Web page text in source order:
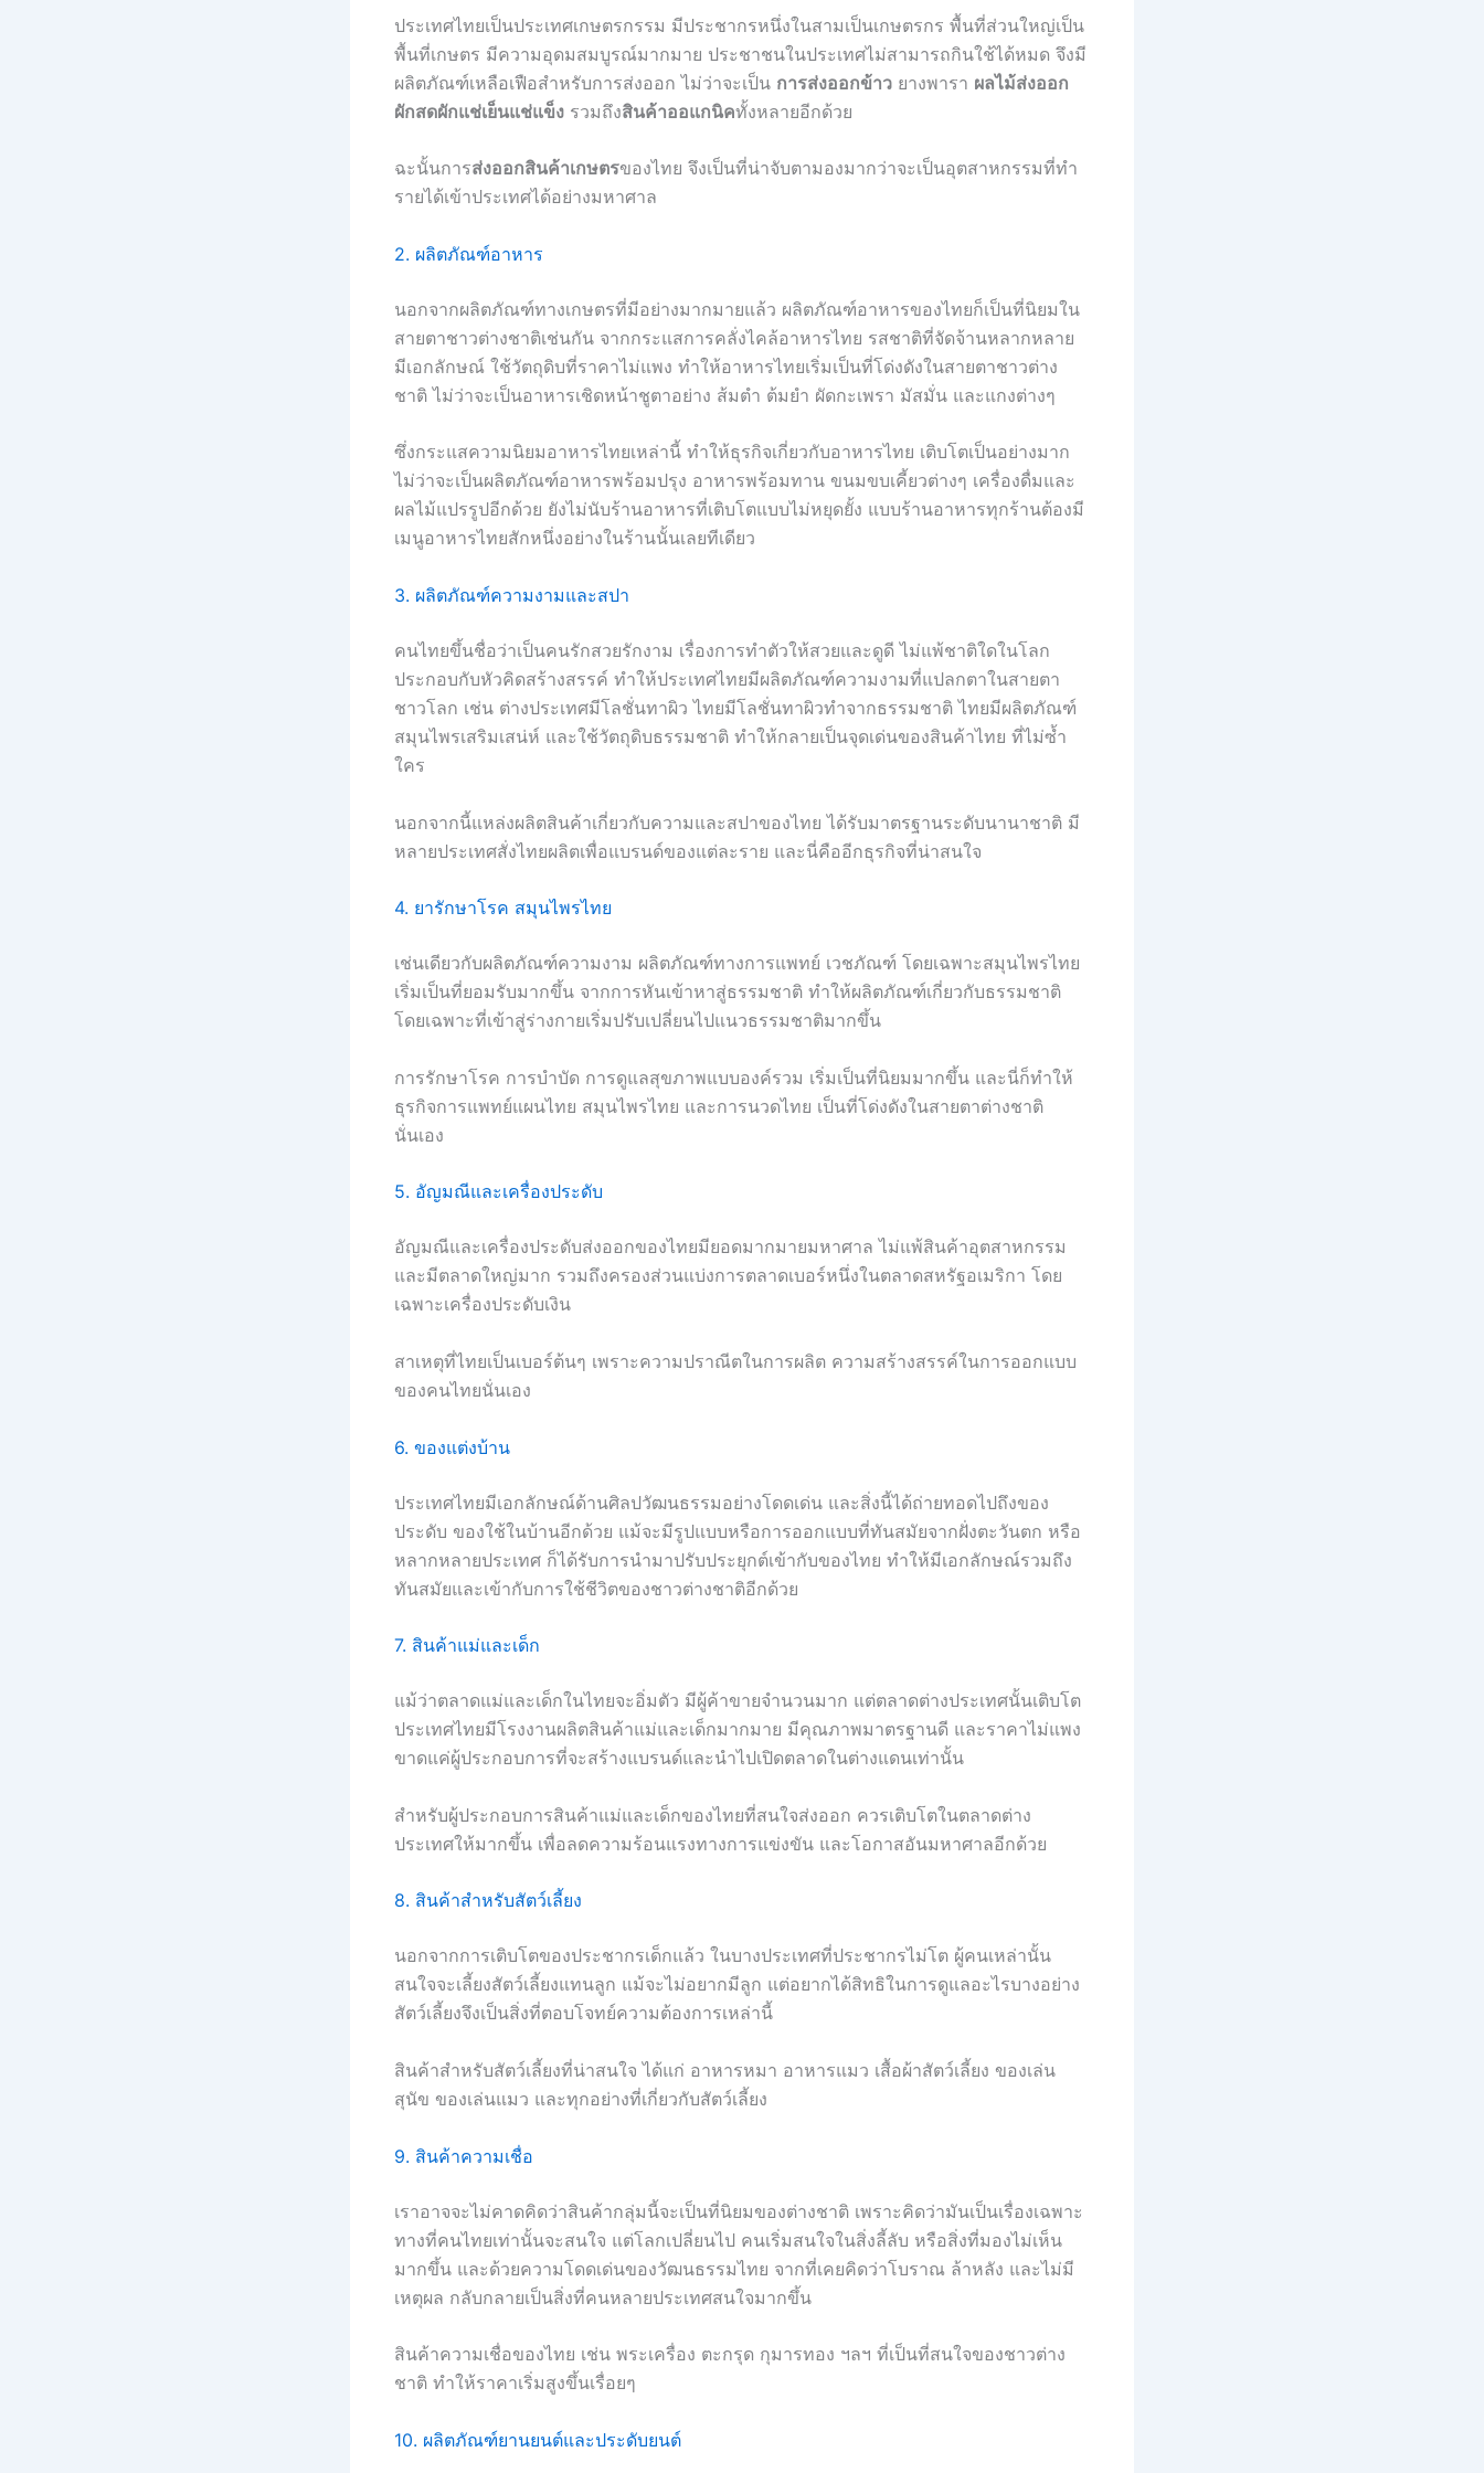
ประเทศไทยเป็นประเทศเกษตรกรรม มีประชากรหนึ่งในสามเป็นเกษตรกร พื้นที่ส่วนใหญ่เป็น
พื้นที่เกษตร มีความอุดมสมบูรณ์มากมาย ประชาชนในประเทศไม่สามารถกินใช้ได้หมด จึงมี
ผลิตภัณฑ์เหลือเฟือสำหรับการส่งออก ไม่ว่าจะเป็น การส่งออกข้าว ยางพารา ผลไม้ส่งออก
ผักสดผักแช่เย็นแช่แข็ง รวมถึงสินค้าออแกนิคทั้งหลายอีกด้วย
ฉะนั้นการส่งออกสินค้าเกษตรของไทย จึงเป็นที่น่าจับตามองมากว่าจะเป็นอุตสาหกรรมที่ทำ
รายได้เข้าประเทศได้อย่างมหาศาล
2. ผลิตภัณฑ์อาหาร
นอกจากผลิตภัณฑ์ทางเกษตรที่มีอย่างมากมายแล้ว ผลิตภัณฑ์อาหารของไทยก็เป็นที่นิยมใน
สายตาชาวต่างชาติเช่นกัน จากกระแสการคลั่งไคล้อาหารไทย รสชาติที่จัดจ้านหลากหลาย
มีเอกลักษณ์ ใช้วัตถุดิบที่ราคาไม่แพง ทำให้อาหารไทยเริ่มเป็นที่โด่งดังในสายตาชาวต่าง
ชาติ ไม่ว่าจะเป็นอาหารเชิดหน้าชูตาอย่าง ส้มตำ ต้มยำ ผัดกะเพรา มัสมั่น และแกงต่างๆ
ซึ่งกระแสความนิยมอาหารไทยเหล่านี้ ทำให้ธุรกิจเกี่ยวกับอาหารไทย เติบโตเป็นอย่างมาก
ไม่ว่าจะเป็นผลิตภัณฑ์อาหารพร้อมปรุง อาหารพร้อมทาน ขนมขบเคี้ยวต่างๆ เครื่องดื่มและ
ผลไม้แปรรูปอีกด้วย ยังไม่นับร้านอาหารที่เติบโตแบบไม่หยุดยั้ง แบบร้านอาหารทุกร้านต้องมี
เมนูอาหารไทยสักหนึ่งอย่างในร้านนั้นเลยทีเดียว
3. ผลิตภัณฑ์ความงามและสปา
คนไทยขึ้นชื่อว่าเป็นคนรักสวยรักงาม เรื่องการทำตัวให้สวยและดูดี ไม่แพ้ชาติใดในโลก
ประกอบกับหัวคิดสร้างสรรค์ ทำให้ประเทศไทยมีผลิตภัณฑ์ความงามที่แปลกตาในสายตา
ชาวโลก เช่น ต่างประเทศมีโลชั่นทาผิว ไทยมีโลชั่นทาผิวทำจากธรรมชาติ ไทยมีผลิตภัณฑ์
สมุนไพรเสริมเสน่ห์ และใช้วัตถุดิบธรรมชาติ ทำให้กลายเป็นจุดเด่นของสินค้าไทย ที่ไม่ซ้ำ
ใคร
นอกจากนี้แหล่งผลิตสินค้าเกี่ยวกับความและสปาของไทย ได้รับมาตรฐานระดับนานาชาติ มี
หลายประเทศสั่งไทยผลิตเพื่อแบรนด์ของแต่ละราย และนี่คืออีกธุรกิจที่น่าสนใจ
4. ยารักษาโรค สมุนไพรไทย
เช่นเดียวกับผลิตภัณฑ์ความงาม ผลิตภัณฑ์ทางการแพทย์ เวชภัณฑ์ โดยเฉพาะสมุนไพรไทย
เริ่มเป็นที่ยอมรับมากขึ้น จากการหันเข้าหาสู่ธรรมชาติ ทำให้ผลิตภัณฑ์เกี่ยวกับธรรมชาติ
โดยเฉพาะที่เข้าสู่ร่างกายเริ่มปรับเปลี่ยนไปแนวธรรมชาติมากขึ้น
การรักษาโรค การบำบัด การดูแลสุขภาพแบบองค์รวม เริ่มเป็นที่นิยมมากขึ้น และนี่ก็ทำให้
ธุรกิจการแพทย์แผนไทย สมุนไพรไทย และการนวดไทย เป็นที่โด่งดังในสายตาต่างชาติ
นั่นเอง
5. อัญมณีและเครื่องประดับ
อัญมณีและเครื่องประดับส่งออกของไทยมียอดมากมายมหาศาล ไม่แพ้สินค้าอุตสาหกรรม
และมีตลาดใหญ่มาก รวมถึงครองส่วนแบ่งการตลาดเบอร์หนึ่งในตลาดสหรัฐอเมริกา โดย
เฉพาะเครื่องประดับเงิน
สาเหตุที่ไทยเป็นเบอร์ต้นๆ เพราะความปราณีตในการผลิต ความสร้างสรรค์ในการออกแบบ
ของคนไทยนั่นเอง
6. ของแต่งบ้าน
ประเทศไทยมีเอกลักษณ์ด้านศิลปวัฒนธรรมอย่างโดดเด่น และสิ่งนี้ได้ถ่ายทอดไปถึงของ
ประดับ ของใช้ในบ้านอีกด้วย แม้จะมีรูปแบบหรือการออกแบบที่ทันสมัยจากฝั่งตะวันตก หรือ
หลากหลายประเทศ ก็ได้รับการนำมาปรับประยุกต์เข้ากับของไทย ทำให้มีเอกลักษณ์รวมถึง
ทันสมัยและเข้ากับการใช้ชีวิตของชาวต่างชาติอีกด้วย
7. สินค้าแม่และเด็ก
แม้ว่าตลาดแม่และเด็กในไทยจะอิ่มตัว มีผู้ค้าขายจำนวนมาก แต่ตลาดต่างประเทศนั้นเติบโต
ประเทศไทยมีโรงงานผลิตสินค้าแม่และเด็กมากมาย มีคุณภาพมาตรฐานดี และราคาไม่แพง
ขาดแค่ผู้ประกอบการที่จะสร้างแบรนด์และนำไปเปิดตลาดในต่างแดนเท่านั้น
สำหรับผู้ประกอบการสินค้าแม่และเด็กของไทยที่สนใจส่งออก ควรเติบโตในตลาดต่าง
ประเทศให้มากขึ้น เพื่อลดความร้อนแรงทางการแข่งขัน และโอกาสอันมหาศาลอีกด้วย
8. สินค้าสำหรับสัตว์เลี้ยง
นอกจากการเติบโตของประชากรเด็กแล้ว ในบางประเทศที่ประชากรไม่โต ผู้คนเหล่านั้น
สนใจจะเลี้ยงสัตว์เลี้ยงแทนลูก แม้จะไม่อยากมีลูก แต่อยากได้สิทธิในการดูแลอะไรบางอย่าง
สัตว์เลี้ยงจึงเป็นสิ่งที่ตอบโจทย์ความต้องการเหล่านี้
สินค้าสำหรับสัตว์เลี้ยงที่น่าสนใจ ได้แก่ อาหารหมา อาหารแมว เสื้อผ้าสัตว์เลี้ยง ของเล่น
สุนัข ของเล่นแมว และทุกอย่างที่เกี่ยวกับสัตว์เลี้ยง
9. สินค้าความเชื่อ
เราอาจจะไม่คาดคิดว่าสินค้ากลุ่มนี้จะเป็นที่นิยมของต่างชาติ เพราะคิดว่ามันเป็นเรื่องเฉพาะ
ทางที่คนไทยเท่านั้นจะสนใจ แต่โลกเปลี่ยนไป คนเริ่มสนใจในสิ่งลี้ลับ หรือสิ่งที่มองไม่เห็น
มากขึ้น และด้วยความโดดเด่นของวัฒนธรรมไทย จากที่เคยคิดว่าโบราณ ล้าหลัง และไม่มี
เหตุผล กลับกลายเป็นสิ่งที่คนหลายประเทศสนใจมากขึ้น
สินค้าความเชื่อของไทย เช่น พระเครื่อง ตะกรุด กุมารทอง ฯลฯ ที่เป็นที่สนใจของชาวต่าง
ชาติ ทำให้ราคาเริ่มสูงขึ้นเรื่อยๆ
10. ผลิตภัณฑ์ยานยนต์และประดับยนต์